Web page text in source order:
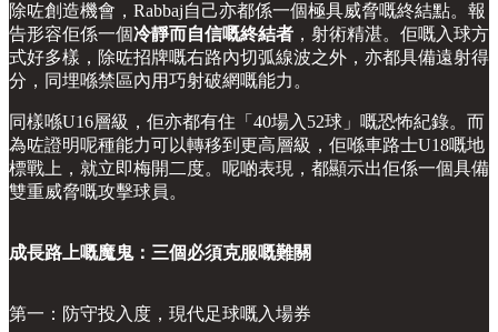
除咗創造機會，Rabbaj自己亦都係一個極具威脅嘅終結點。報
告形容佢係一個冷靜而自信嘅終結者 ，射術精湛。佢嘅入球方
式好多樣，除咗招牌嘅右路內切弧線波之外，亦都具備遠射得
分，同埋喺禁區內用巧射破網嘅能力。
同樣喺U16層級，佢亦都有住「40場入52球」嘅恐怖紀錄。而
為咗證明呢種能力可以轉移到更高層級，佢喺車路士U18嘅地
標戰上，就立即梅開二度。呢啲表現，都顯示出佢係一個具備
雙重威脅嘅攻擊球員。
成長路上嘅魔鬼：三個必須克服嘅難關
第一：防守投入度，現代足球嘅入場券